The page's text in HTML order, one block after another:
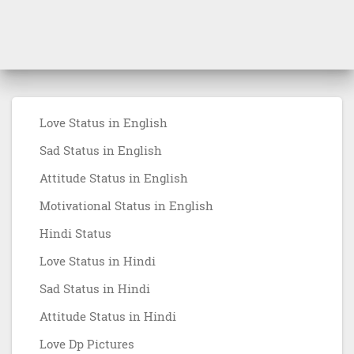
Love Status in English
Sad Status in English
Attitude Status in English
Motivational Status in English
Hindi Status
Love Status in Hindi
Sad Status in Hindi
Attitude Status in Hindi
Love Dp Pictures